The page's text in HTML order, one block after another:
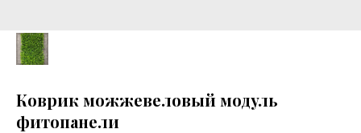
Коврик можжевеловый модуль
фитопанели